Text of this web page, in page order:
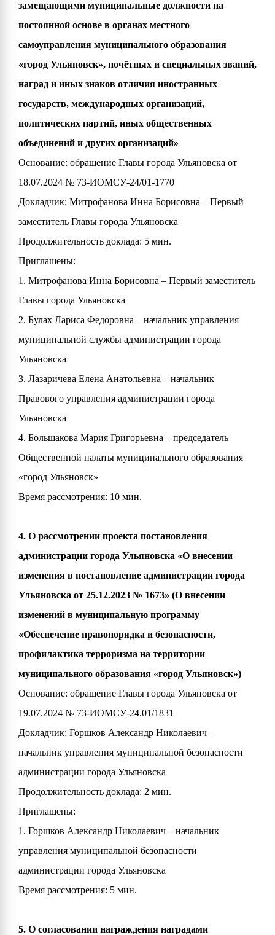
замещающими муниципальные должности на
постоянной основе в органах местного
самоуправления муниципального образования
«город Ульяновск», почётных и специальных званий,
наград и иных знаков отличия иностранных
государств, международных организаций,
политических партий, иных общественных
объединений и других организаций»
Основание: обращение Главы города Ульяновска от
18.07.2024 № 73-ИОМСУ-24/01-1770
Докладчик: Митрофанова Инна Борисовна – Первый
заместитель Главы города Ульяновска
Продолжительность доклада: 5 мин.
Приглашены:
1. Митрофанова Инна Борисовна – Первый заместитель
Главы города Ульяновска
2. Булах Лариса Федоровна – начальник управления
муниципальной службы администрации города
Ульяновска
3. Лазаричева Елена Анатольевна – начальник
Правового управления администрации города
Ульяновска
4. Большакова Мария Григорьевна – председатель
Общественной палаты муниципального образования
«город Ульяновск»
Время рассмотрения: 10 мин.
4. О рассмотрении проекта постановления
администрации города Ульяновска «О внесении
изменения в постановление администрации города
Ульяновска от 25.12.2023 № 1673» (О внесении
изменений в муниципальную программу
«Обеспечение правопорядка и безопасности,
профилактика терроризма на территории
муниципального образования «город Ульяновск»)
Основание: обращение Главы города Ульяновска от
19.07.2024 № 73-ИОМСУ-24.01/1831
Докладчик: Горшков Александр Николаевич –
начальник управления муниципальной безопасности
администрации города Ульяновска
Продолжительность доклада: 2 мин.
Приглашены:
1. Горшков Александр Николаевич – начальник
управления муниципальной безопасности
администрации города Ульяновска
Время рассмотрения: 5 мин.
5. О согласовании награждения наградами